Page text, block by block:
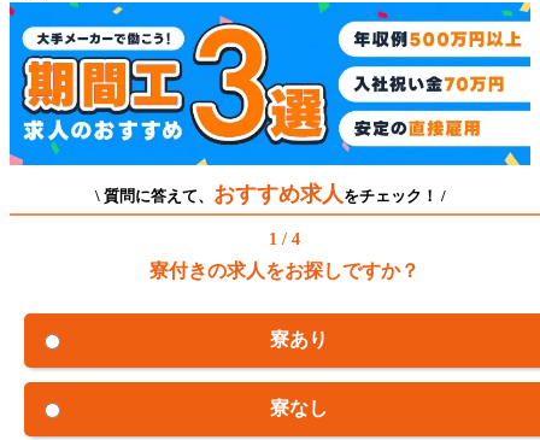
\ 質問に答えて、 おすすめ求人 をチェック！ /
1 / 4
寮付きの求人をお探しですか？
寮あり
寮なし